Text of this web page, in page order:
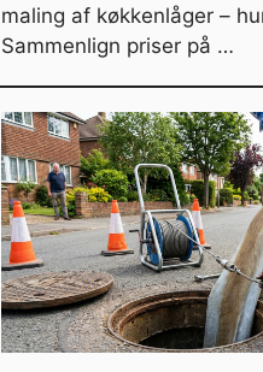
maling af køkkenlåger –
Sammenlign priser på …